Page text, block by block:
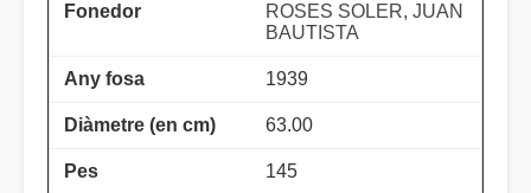
ROSES SOLER, JUAN
BAUTISTA
1939
63.00
145